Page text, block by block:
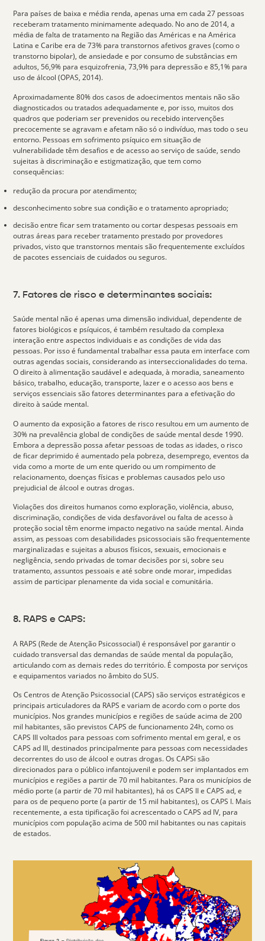
Para países de baixa e média renda, apenas uma em cada 27 pessoas
receberam tratamento minimamente adequado. No ano de 2014, a
média de falta de tratamento na Região das Américas e na América
Latina e Caribe era de 73% para transtornos afetivos graves (como o
transtorno bipolar), de ansiedade e por consumo de substâncias em
adultos, 56,9% para esquizofrenia, 73,9% para depressão e 85,1% para
uso de álcool (OPAS, 2014).
Aproximadamente80% dos casosde adoecimentos mentais não são
diagnosticados ou tratadosadequadamente e, por isso, muitos dos
quadros que poderiam ser prevenidos ou recebido intervenções
precocemente se agravam e afetam não só o indivíduo, mas todo o seu
entorno. Pessoas em sofrimento psíquico em situação de
vulnerabilidade têm desafios e de acesso ao serviço de saúde, sendo
sujeitas à discriminação e estigmatização, que tem como
consequências:
redução da procura por atendimento;
desconhecimento sobre sua condição e o tratamento apropriado;
decisão entre ficar sem tratamento ou cortar despesas pessoais em
outras áreas para receber tratamento prestado por provedores
privados, visto que transtornos mentais são frequentemente excluídos
de pacotes essenciais de cuidados ou seguros.
7. Fatores de risco e determinantes sociais:
Saúde mental não é apenas uma dimensão individual, dependente de
fatores biológicos e psíquicos, é também resultado da complexa
interação entre aspectos individuais e as condições de vida das
pessoas. Por isso é fundamental trabalhar essa pauta em interface com
outras agendas sociais, considerando as interseccionalidades do tema.
O direito à alimentação saudável e adequada, à moradia, saneamento
básico, trabalho, educação, transporte, lazer e o acesso aos bens e
serviços essenciais sãofatores determinantes para a efetivação do
direito à saúde mental.
O aumento da exposição a fatores de risco resultou em um aumento de
30% na prevalência globalde condições de saúde mental desde 1990.
Embora a depressão possa afetar pessoas de todas as idades, o risco
de ficar deprimido é aumentado pela pobreza, desemprego, eventos da
vida como a morte de um ente querido ou um rompimento de
relacionamento, doenças físicas e problemas causados pelo uso
prejudicial de álcool e outras drogas.
Violações dos direitos humanos como exploração, violência, abuso,
discriminação, condições de vida desfavorável ou falta de acesso à
proteção social têm enorme impacto negativo na saúde mental. Ainda
assim, as pessoas com desabilidades psicossociais são frequentemente
marginalizadas e sujeitas a abusos físicos, sexuais, emocionais e
negligência, sendo privadas de tomar decisões por si, sobre seu
tratamento, assuntos pessoais e até sobre onde morar, impedidas
assim de participar plenamente da vida social e comunitária.
8. RAPS e CAPS:
A RAPS (Rede de Atenção Psicossocial) é responsável por garantir o
cuidado transversal das demandas de saúde mental da população,
articulando com as demais redes do território. É composta por serviços
e equipamentos variados no âmbito do SUS.
OsCentros de Atenção Psicossocial (CAPS) são serviços estratégicos e
principais articuladores da RAPS e variam de acordo com o porte dos
municípios. Nos grandes municípios e regiões de saúde acima de 200
mil habitantes, são previstos CAPS de funcionamento 24h, como os
CAPS III voltados para pessoas com sofrimento mental em geral, e os
CAPS ad III, destinados principalmente para pessoas com necessidades
decorrentes do uso de álcool e outras drogas. Os CAPSi são
direcionados para o público infantojuvenil e podem ser implantados em
municípios e regiões a partir de 70 mil habitantes. Para os municípios de
médio porte (a partir de 70 mil habitantes), há os CAPS II e CAPS ad, e
para os de pequeno porte (a partir de 15 mil habitantes), os CAPS I. Mais
recentemente, a esta tipificação foi acrescentado o CAPS ad IV, para
municípios com população acima de 500 mil habitantes ou nas capitais
de estados.